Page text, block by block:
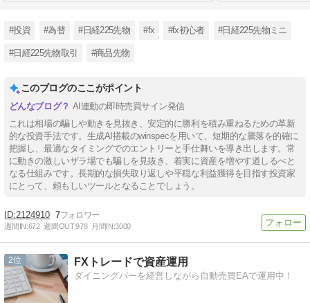
#投資 #為替 #日経225先物 #fx #fx初心者 #日経225先物ミニ
#日経225先物取引 #商品先物
このブログのここがポイント
AI連動の即時売買サイン発信
これは相場の騙しや動きを見抜き、安定的に勝利を積み重ねるための革新
的な投資手法です。生成AI搭載のwinspecを用いて、短期的な騰落を的確に
把握し、最適なタイミングでのエントリーと手仕舞いを導き出します。常
に動きの激しいザラ場でも騙しを見抜き、着実に資産を増やす道しるべと
なる仕組みです。長期的な損失取り返しや平穏な利益獲得を目指す投資家
にとって、頼もしいツールとなることでしょう。
2124910 7
週間IN:672 週間OUT:978 月間IN:3000
2 FXトレードで資産運用
ダイニングバーを経営しながら自動売買EAで運用中！